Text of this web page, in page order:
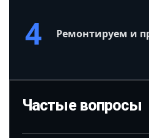
4 Ремонтируем и
Частые вопросы